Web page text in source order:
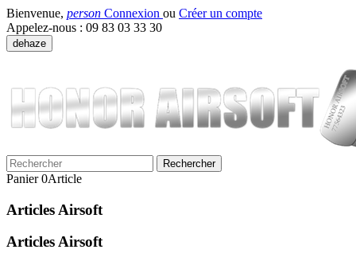
Bienvenue, person Connexion ou Créer un compte
Appelez-nous : 09 83 03 33 30
dehaze
Rechercher
Panier 0Article
Articles Airsoft
Articles Airsoft